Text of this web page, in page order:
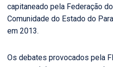
capitaneado pela Federação
Comunidade do Estado do
em 2013.
Os debates provocados pela